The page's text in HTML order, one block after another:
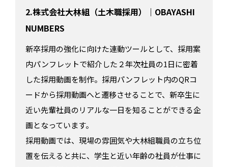
2.株式会社大林組（土木職採用）｜OBAYASHI
NUMBERS
新卒採用の強化に向けた連動ツールとして、採用案
内パンフレットで紹介した２年次社員の1日に密着
した採用動画を制作。採用パンフレット内のQRコ
ードから採用動画へと遷移させることで、新卒生に
近い先輩社員のリアルな一日を知ることができる企
画となっています。
採用動画では、現場の雰囲気や大林組職員の立ち位
置を伝えると共に、学生と近い年齢の社員が仕事に